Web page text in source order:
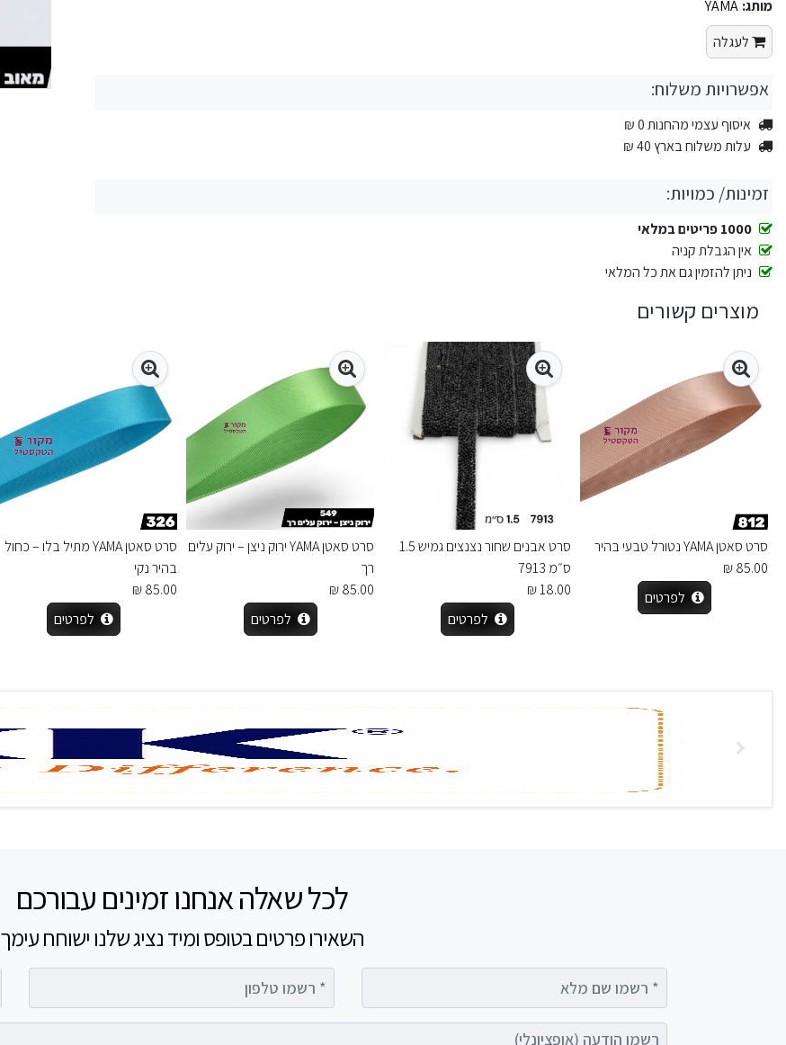
מותג: YAMA
לעגלה
אפשרויות משלוח:
איסוף עצמי מהחנות 0 ₪
עלות משלוח בארץ 40 ₪
זמינות/ כמויות:
1000 פריטים במלאי
אין הגבלת קניה
ניתן להזמין גם את כל המלאי
מוצרים קשורים
סרט סאטן YAMA נטורל טבעי בהיר
85.00 ₪
לפרטים
סרט אבנים שחור נצנצים גמיש 1.5
ס״מ 7913
18.00 ₪
לפרטים
סרט סאטן YAMA ירוק ניצן – ירוק עלים
רך
85.00 ₪
לפרטים
סרט סאטן YAMA מתיל בלו – כחול
בהיר נקי
85.00 ₪
לפרטים
לכל שאלה אנחנו זמינים עבורכם
השאירו פרטים בטופס ומיד נציג שלנו ישוחח עימך
רשמו הודעה (אופציונלי)